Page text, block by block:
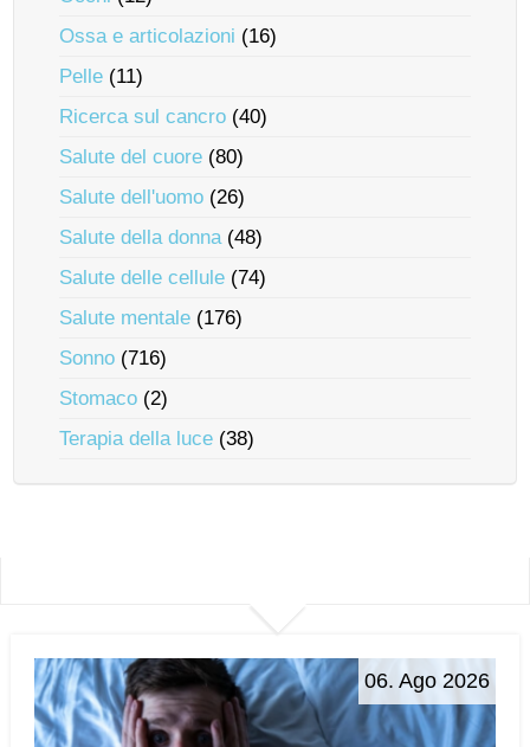
Ossa e articolazioni (16)
Pelle (11)
Ricerca sul cancro (40)
Salute del cuore (80)
Salute dell'uomo (26)
Salute della donna(48)
Salute delle cellule (74)
Salute mentale (176)
Sonno (716)
Stomaco (2)
Terapia della luce (38)
06. Ago 2026